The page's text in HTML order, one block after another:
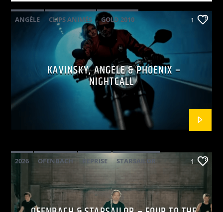
ANGÈLE CLIPS ANIMÉS
GOLD 2010
PHOENIX POP ELECTRO
1
KAVINSKY, ANGÈLE & PHOENIX –
NIGHTCALL
2026 OFENBACH REPRISE STARSAILOR 1